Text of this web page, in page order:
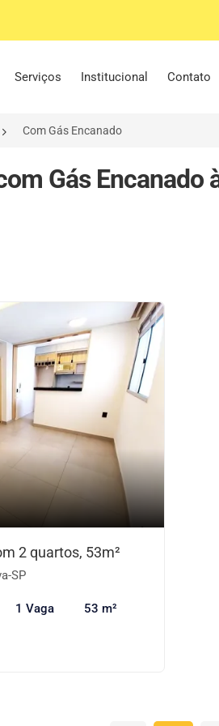
Serviços Institucional Contato
Com Gás Encanado
Gás Encanado
2 quartos, 53m²
SP
1 Vaga 53 m²